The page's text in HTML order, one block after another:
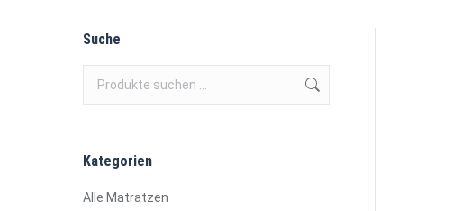
Suche
Kategorien
Alle Matratzen